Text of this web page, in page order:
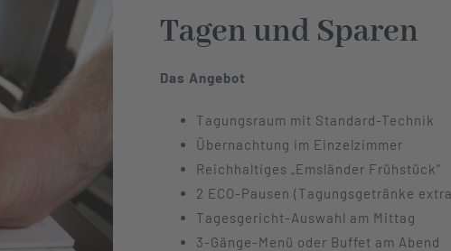
Tagen und Sparen
Das Angebot
Tagungsraum mit Standard-Technik
Übernachtung im Einzelzimmer
Reichhaltiges „Emsländer Frühstück“
2 ECO-Pausen (Tagungsgetränke
Tagesgericht-Auswahl am Mittag
3-Gänge-Menü oder Buffet am Abend